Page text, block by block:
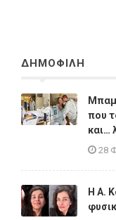
ΔΗΜΟΦΙΛΗ
που
και…
28
Η A.